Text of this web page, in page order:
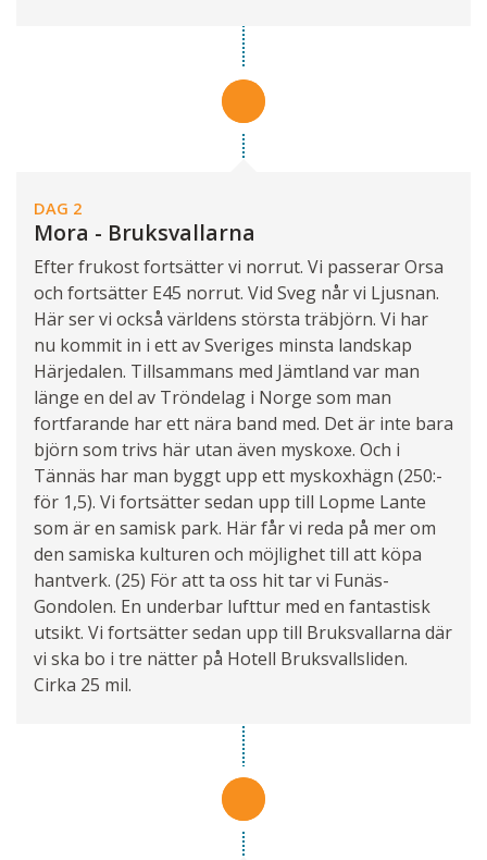
DAG 2
Mora - Bruksvallarna
Efter frukost fortsätter vi norrut. Vi passerar Orsa
och fortsätter E45 norrut. Vid Sveg når vi Ljusnan.
Här ser vi också världens största träbjörn. Vi har
nu kommit in i ett av Sveriges minsta landskap
Härjedalen. Tillsammans med Jämtland var man
länge en del av Tröndelag i Norge som man
fortfarande har ett nära band med. Det är inte bara
björn som trivs här utan även myskoxe. Och i
Tännäs har man byggt upp ett myskoxhägn (250:-
för 1,5). Vi fortsätter sedan upp till Lopme Lante
som är en samisk park. Här får vi reda på mer om
den samiska kulturen och möjlighet till att köpa
hantverk. (25) För att ta oss hit tar vi Funäs-
Gondolen. En underbar lufttur med en fantastisk
utsikt. Vi fortsätter sedan upp till Bruksvallarna där
vi ska bo i tre nätter på Hotell Bruksvallsliden.
Cirka 25 mil.